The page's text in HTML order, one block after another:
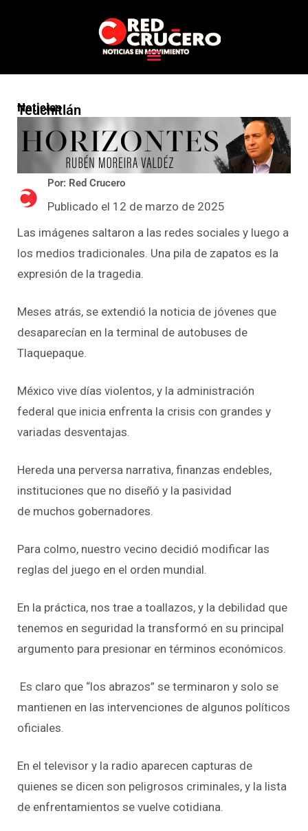
Noticias
Teuchitlán
Por: Red Crucero
Publicado el 12 de marzo de 2025
Las imágenes saltaron a las redes sociales y luego a
los medios tradicionales. Una pila de zapatos es la
expresión de la tragedia.
Meses atrás, se extendió la noticia de jóvenes que
desaparecían en la terminal de autobuses de
Tlaquepaque.
México vive días violentos, y la administración
federal que inicia enfrenta la crisis con grandes y
variadas desventajas.
Hereda una perversa narrativa, finanzas endebles,
instituciones que no diseñó y la pasividad
de muchos gobernadores.
Para colmo, nuestro vecino decidió modificar las
reglas del juego en el orden mundial.
En la práctica, nos trae a toallazos, y la debilidad que
tenemos en seguridad la transformó en su principal
argumento para presionar en términos económicos.
Es claro que “los abrazos” se terminaron y solo se
mantienen en las intervenciones de algunos políticos
oficiales.
En el televisor y la radio aparecen capturas de
quienes se dicen son peligrosos criminales, y la lista
de enfrentamientos se vuelve cotidiana.